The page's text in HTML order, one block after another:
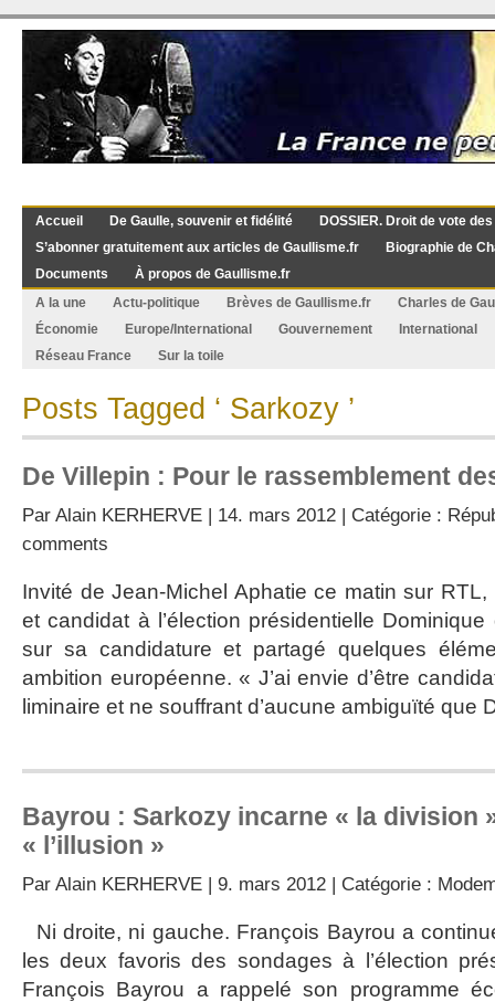
Accueil De Gaulle, souvenir et fidélité
DOSSIER. Droit de vote
S’abonner gratuitement aux articles de Gaullisme.fr
Biographie de
Documents
À propos de Gaullisme.fr
A la une
Actu-politique Brèves de Gaullisme.fr
Charles de
Économie
Europe/International Gouvernement
International
Réseau France
Sur la toile
Posts Tagged ‘ Sarkozy ’
De Villepin : Pour le rassemblement
Par Alain KERHERVE | 14. mars 2012 | Catégorie :
comments
Invité de Jean-Michel Aphatie ce matin sur RTL,
et candidat à l’élection présidentielle
sur sa candidature et partagé quelques
ambition européenne. « J’ai envie d’être
liminaire et ne souffrant d’aucune ambiguïté que
Bayrou : Sarkozy incarne « la division
« l’illusion »
Par Alain KERHERVE | 9. mars 2012 | Catégorie :
Ni droite, ni gauche. François Bayrou a
les deux favoris des sondages à l’élection
François Bayrou a rappelé son programme